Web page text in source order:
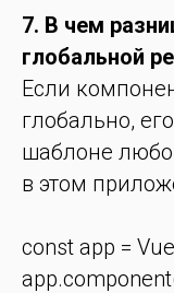
7. В чем
глобальной
Если
глобально,
шаблоне
в этом
const app =